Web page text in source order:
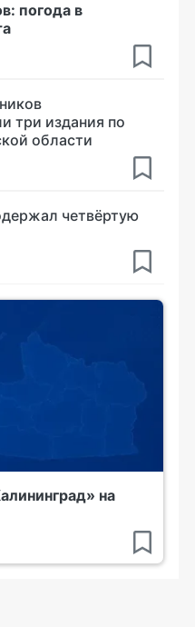
погода в
три издания по
области
четвёртую
на